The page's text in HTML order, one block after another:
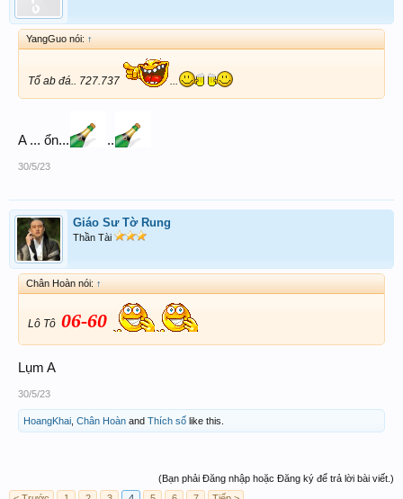
YangGuo nói: ↑
Tố ab đá.. 727.737
A ... ổn... ..
30/5/23
Giáo Sư Tờ Rung
Thần Tài
Chân Hoàn nói: ↑
Lô Tô 06-60
Lụm A
30/5/23
HoangKhai Chân Hoàn and Thích số like this.
(Bạn phải Đăng nhập hoặc Đăng ký để trả lời bài viết.)